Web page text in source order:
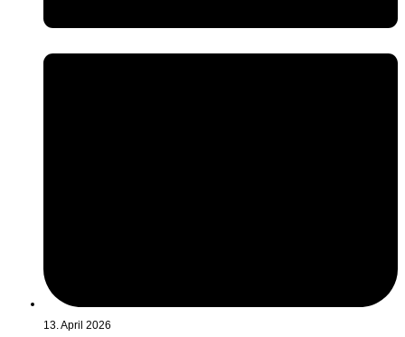
13. April 2026